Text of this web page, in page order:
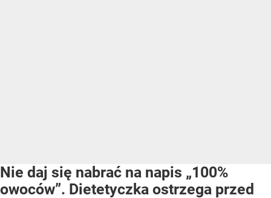
Nie daj się nabrać na napis „100%
owoców”. Dietetyczka ostrzega przed